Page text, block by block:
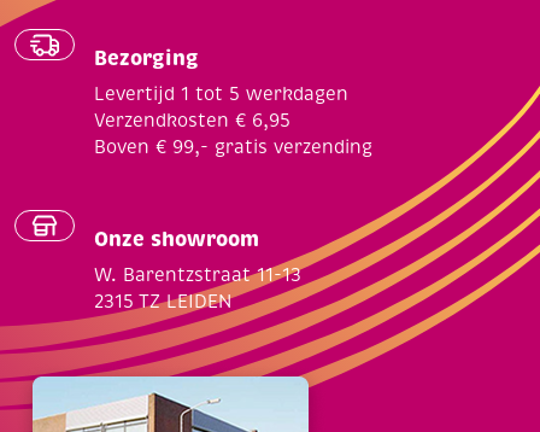
Bezorging
Levertijd 1 tot 5 werkdagen
Verzendkosten € 6,95
Boven € 99,- gratis verzending
Onze showroom
W. Barentzstraat 11-13
2315 TZ LEIDEN